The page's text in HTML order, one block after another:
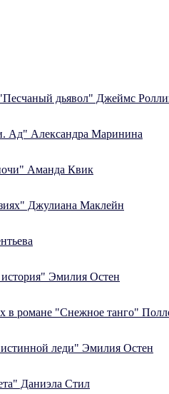
дьявол" Джеймс
Ад" Александра Маринина
Аманда Квик
Джулиана Маклейн
Эмилия Остен
в романе "Снежное танго"
леди" Эмилия Остен
Даниэла Стил